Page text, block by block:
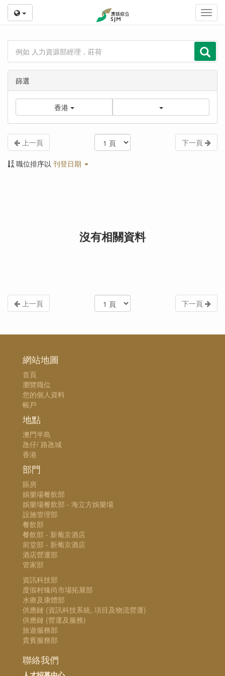
篩選
香港
上一頁 下一頁
職位排序以 刊登日期
沒有相關資料
上一頁 下一頁
網站地圖
首頁
瀏覽職位
您的個人資料
帳戶
地點
澳門半島
氹仔/ 路氹城
香港
部門
賬房
娛樂場餐飲部
娛樂場餐飲部 - 海立方娛樂場
設施管理部
餐飲部
餐飲部 - 新葡京酒店
前堂部 - 新葡京酒店
酒店營運部
管家部
資訊科技部
度假村臻尚市場拓展部
水療及康體部
供應鏈 (資訊科技系統, 項目及物流營運)
供應鏈 (營運及服務)
旅遊服務部
貴賓服務部
聯絡我們